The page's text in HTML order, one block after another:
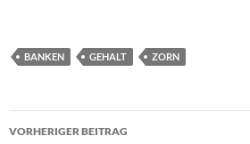
BANKEN GEHALT ZORN
Beitragsnavigation
VORHERIGER BEITRAG